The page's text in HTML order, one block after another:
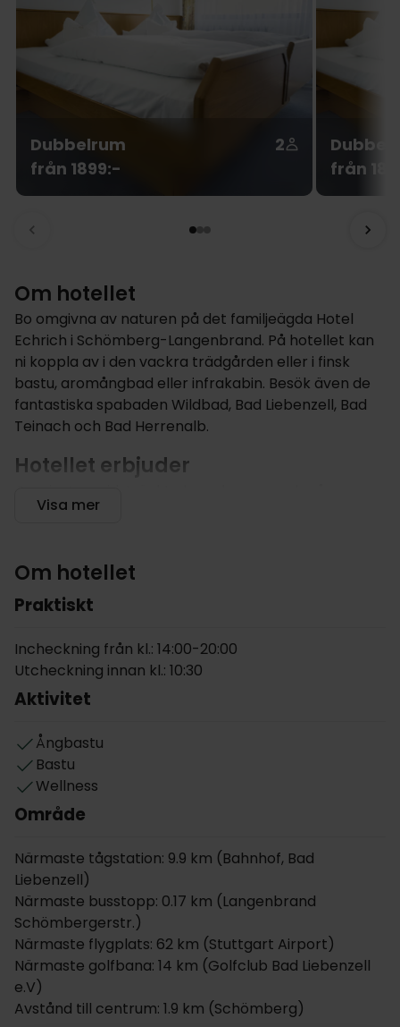
Dubbelrum
2
från 1899:-
från
Om hotellet
Bo omgivna av naturen på det familjeägda Hotel
Echrich i Schömberg-Langenbrand. På hotellet kan
ni koppla av i den vackra trädgården eller i finsk
bastu, aromångbad eller infrakabin. Besök även de
fantastiska spabaden Wildbad, Bad Liebenzell, Bad
Teinach och Bad Herrenalb.
Hotellet erbjuder
vandringsleder erbjuder Hotel Ehrich avkoppling och
Mitte/Nord. Kurområdet Langenbrand är ett område
i kurorten Schömberg och är omgivet av skog på
höjd.
På hotellet och i omgivningarna runt hotellet har ni
massor av möjligheter till att koppla av och njuta av
och besöka de fantastiska spabaden Bad Wildbad,
Bad Liebenzell, Bad Teinach och Bad Herrenalb. Även
ett besök i den närbelägna guldbyn Pforzheim är att
rekommendera.
vistelse på Ehrich till något speciellt. På hotellet har
ni en restaurang, vinbar, terrass och bar. Koppla
gärna av i den finska bastun, aromångbadet och
infrakabinen.
Om rummen
De flesta av hotellrummen vetter mot trädgården.
Alla rum är rökfria och har eget badrum/toalett,
Visa mer
Om hotellet
Praktiskt
Incheckning från kl.: 14:00-20:00
Utcheckning innan kl.: 10:30
Aktivitet
Ångbastu
Bastu
Wellness
Område
Närmaste tågstation: 9.9 km (Bahnhof, Bad
Liebenzell)
Närmaste busstopp: 0.17 km (Langenbrand
Schömbergerstr.)
Närmaste flygplats: 62 km (Stuttgart Airport)
Närmaste golfbana: 14 km (Golfclub Bad Liebenzell
e.V)
Avstånd till centrum: 1.9 km (Schömberg)